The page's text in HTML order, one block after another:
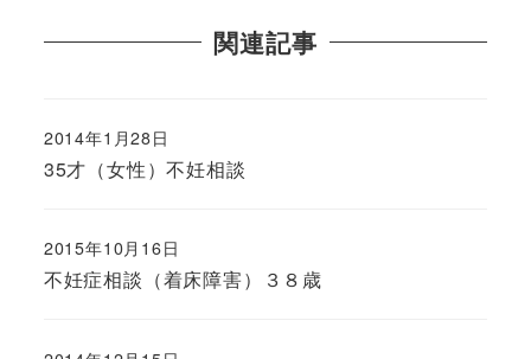
関連記事
35才（女性）不妊相談
2014年1月28日
不妊症相談（着床障害）３８歳
2015年10月16日